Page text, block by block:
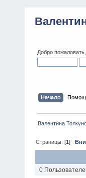
Добро пожаловать,
Начало
Валентина
Страницы: [1]
0